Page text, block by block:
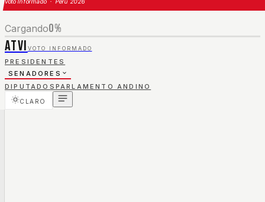
Cargando0%
ATVI VOTO INFORMADO
PRESIDENTES
SENADORES
DIPUTADOS PARLAMENTO ANDINO
CLARO